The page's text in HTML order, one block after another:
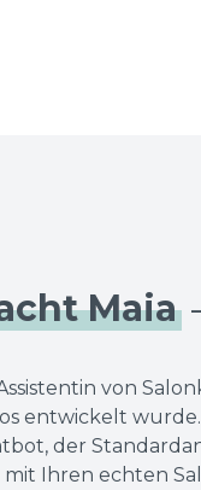
Maia
von
entwickelt
der
mit Ihren echten